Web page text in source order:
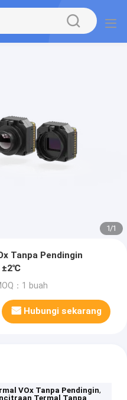
1/1
Tanpa Pendingin
±2℃
：1 buah
Hubungi sekarang
VOx Tanpa Pendingin,
Termal Tanpa